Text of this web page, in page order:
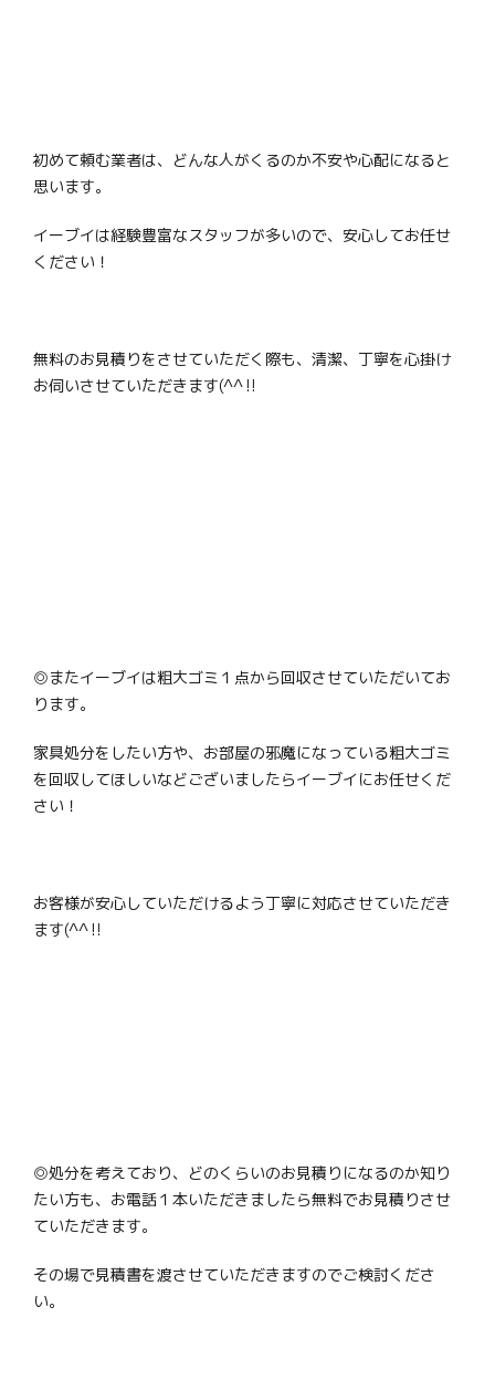
初めて頼む業者は、どんな人がくるのか不安や心配になると
思います。
イーブイは経験豊富なスタッフが多いので、安心してお任せ
ください！
無料のお見積りをさせていただく際も、清潔、丁寧を心掛け
お伺いさせていただきます(^^‼
◎またイーブイは粗大ゴミ１点から回収させていただいてお
ります。
家具処分をしたい方や、お部屋の邪魔になっている粗大ゴミ
を回収してほしいなどございましたらイーブイにお任せくだ
さい！
お客様が安心していただけるよう丁寧に対応させていただき
ます(^^‼
◎処分を考えており、どのくらいのお見積りになるのか知り
たい方も、お電話１本いただきましたら無料でお見積りさせ
ていただきます。
その場で見積書を渡させていただきますのでご検討くださ
い。